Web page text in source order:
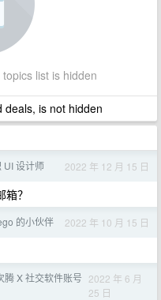
list is hidden
is not hidden
UI 设计师 2022 年 12 月 15 日
？
的小伙伴 2022 年 10 月 15 日
腾 X 社交软件账号 2022 年 6 月
25 日